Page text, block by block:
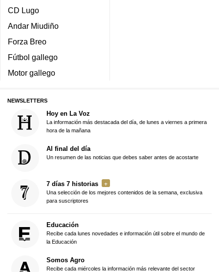
CD Lugo
Andar Miudiño
Forza Breo
Fútbol gallego
Motor gallego
NEWSLETTERS
Hoy en La Voz
La información más destacada del día, de lunes a viernes a primera
hora de la mañana
Al final del día
Un resumen de las noticias que debes saber antes de acostarte
7 días 7 historias
Una selección de los mejores contenidos de la semana, exclusiva
para suscriptores
Educación
Recibe cada lunes novedades e información útil sobre el mundo de
la Educación
Somos Agro
Recibe cada miércoles la información más relevante del sector